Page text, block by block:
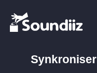
Synkroniser